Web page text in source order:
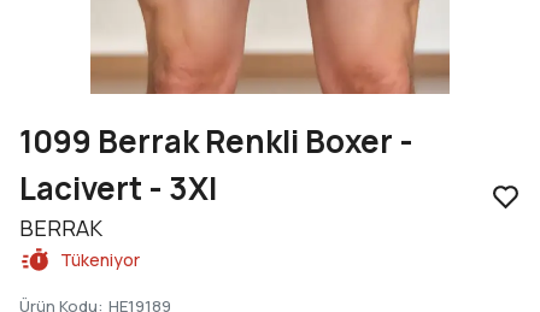
1099 Berrak Renkli Boxer -
Lacivert - 3Xl
BERRAK
Tükeniyor
Ürün Kodu: HE19189